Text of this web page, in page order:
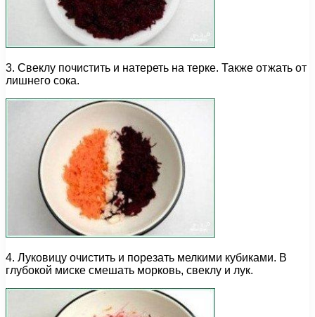
3. Свеклу почистить и натереть на терке. Также отжать от
лишнего сока.
4. Луковицу очистить и порезать мелкими кубиками. В
глубокой миске смешать морковь, свеклу и лук.